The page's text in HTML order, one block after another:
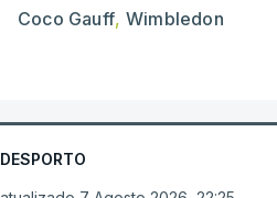
Coco Gauff, Wimbledon
DESPORTO